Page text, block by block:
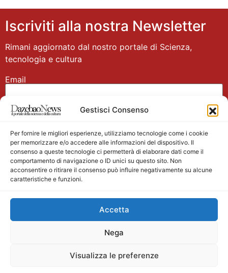
Gestisci Consenso
Per fornire le migliori esperienze, utilizziamo tecnologie come i cookie
per memorizzare e/o accedere alle informazioni del dispositivo. Il
consenso a queste tecnologie ci permetterà di elaborare dati come il
comportamento di navigazione o ID unici su questo sito. Non
acconsentire o ritirare il consenso può influire negativamente su alcune
caratteristiche e funzioni.
Accetta
Nega
Visualizza le preferenze
Iscriviti alla nostra Newsletter
Rimani aggiornato dal nostro portale di Scienza,
tecnologia e cultura
Email
Nome
Main partner
Testata giornalistica registrata presso il Tribunale di